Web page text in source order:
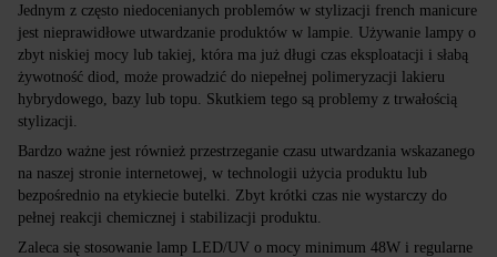
Jednym z często niedocenianych problemów w stylizacji french manicure
jest nieprawidłowe utwardzanie produktów w lampie. Używanie lampy o
zbyt niskiej mocy lub takiej, która ma już długi czas eksploatacji i słabą
żywotność diod, może prowadzić do niepełnej polimeryzacji lakieru
hybrydowego, bazy lub topu. Skutkiem tego są problemy z trwałością
stylizacji.
Bardzo ważne jest również przestrzeganie czasu utwardzania wskazanego
na naszej stronie internetowej, w technologii użycia produktu lub
bezpośrednio na etykiecie butelki. Zbyt krótki czas nie wystarczy do
pełnej reakcji chemicznej i stabilizacji produktu.
Zaleca się stosowanie lamp LED/UV o mocy minimum 48W i regularne